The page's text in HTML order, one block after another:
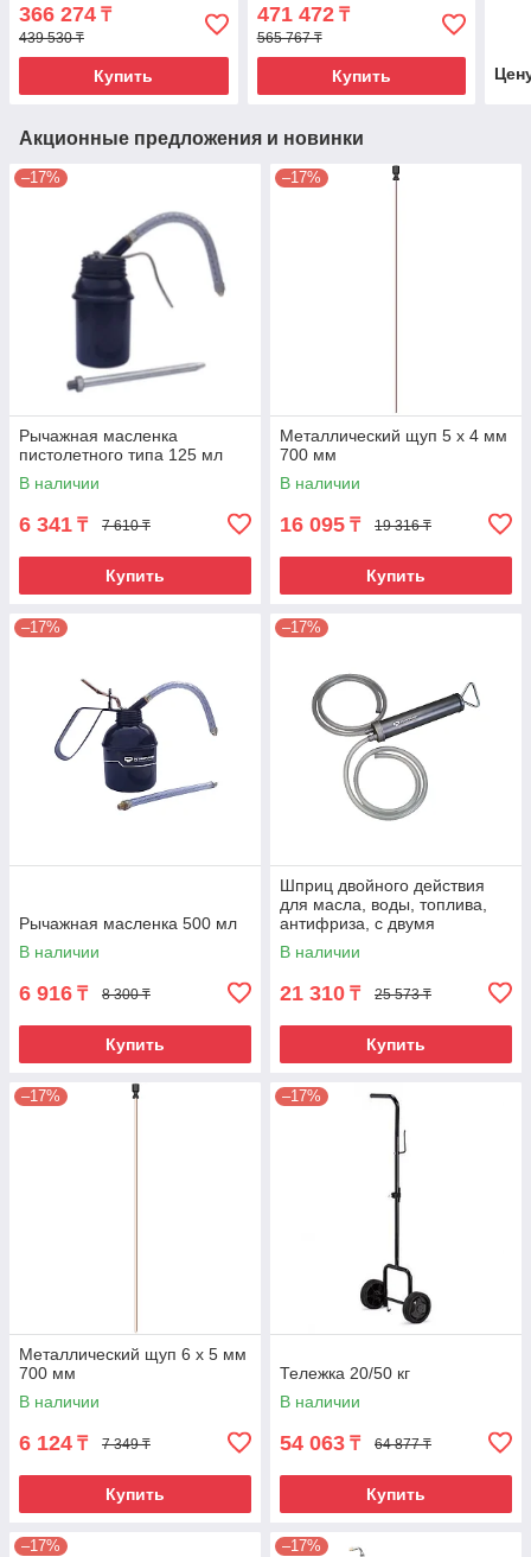
366 274 ₸
439 530 ₸
Купить
пист.),52 л/мин,PIUSI
471 472₸
565 767 ₸
Купить
Акционные предложения и новинки
–17%
Рычажная масленка
пистолетного типа 125 мл
В наличии
6 341 ₸ 7 610 ₸
Купить
–17%
Металлический щуп 5 х 4 мм
700 мм
В наличии
16 095 ₸ 19 316 ₸
Купить
–17%
Рычажная масленка 500 мл
В наличии
6 916 ₸ 8 300 ₸
Купить
–17%
Шприц двойного действия
для масла, воды, топлива,
антифриза, с двумя
шлангами 1,2 м
В наличии
21 310 ₸ 25 573 ₸
Купить
–17%
Металлический щуп 6 х 5 мм
700 мм
В наличии
6 124 ₸ 7 349 ₸
Купить
–17%
Тележка 20/50 кг
В наличии
54 063 ₸ 64 877 ₸
Купить
–17% –17%